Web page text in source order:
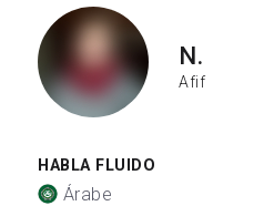
N.
Afif
HABLA FLUIDO
Árabe